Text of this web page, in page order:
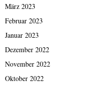
März 2023
Februar 2023
Januar 2023
Dezember 2022
November 2022
Oktober 2022